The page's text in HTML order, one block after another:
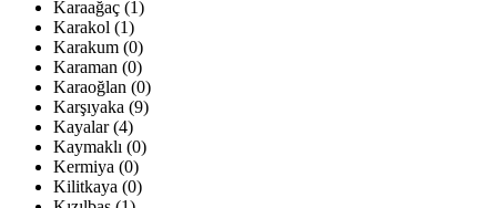
Karaağaç (1)
Karakol (1)
Karakum (0)
Karaman (0)
Karaoğlan (0)
Karşıyaka (9)
Kayalar (4)
Kaymaklı (0)
Kermiya (0)
Kilitkaya (0)